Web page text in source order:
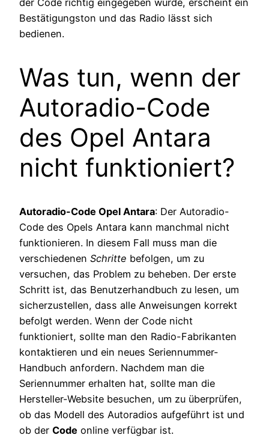
der Code richtig eingegeben wurde, erscheint ein
Bestätigungston und das Radio lässt sich
bedienen.
Was tun, wenn der
Autoradio-Code
des Opel Antara
nicht funktioniert?
Autoradio-Code Opel Antara: Der Autoradio-
Code des Opels Antara kann manchmal nicht
funktionieren. In diesem Fall muss man die
verschiedenen Schritte befolgen, um zu
versuchen, das Problem zu beheben. Der erste
Schritt ist, das Benutzerhandbuch zu lesen, um
sicherzustellen, dass alle Anweisungen korrekt
befolgt werden. Wenn der Code nicht
funktioniert, sollte man den Radio-Fabrikanten
kontaktieren und ein neues Seriennummer-
Handbuch anfordern. Nachdem man die
Seriennummer erhalten hat, sollte man die
Hersteller-Website besuchen, um zu überprüfen,
ob das Modell des Autoradios aufgeführt ist und
ob der Code online verfügbar ist.